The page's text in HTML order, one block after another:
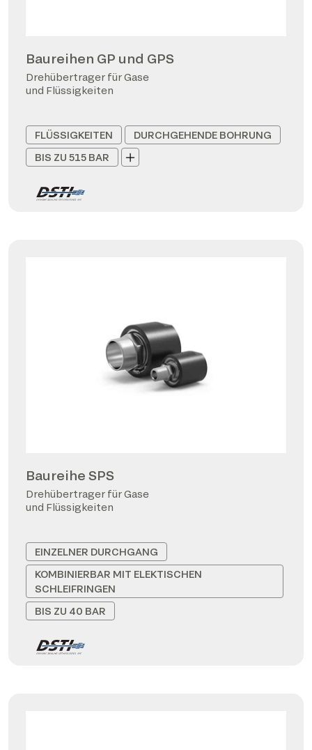
Baureihen GP und GPS
Drehübertrager für Gase
und Flüssigkeiten
FLÜSSIGKEITEN
DURCHGEHENDE BOHRUNG
BIS ZU 515 BAR
Baureihe SPS
Drehübertrager für Gase
und Flüssigkeiten
EINZELNER DURCHGANG
KOMBINIERBAR MIT ELEKTISCHEN
SCHLEIFRINGEN
BIS ZU 40 BAR